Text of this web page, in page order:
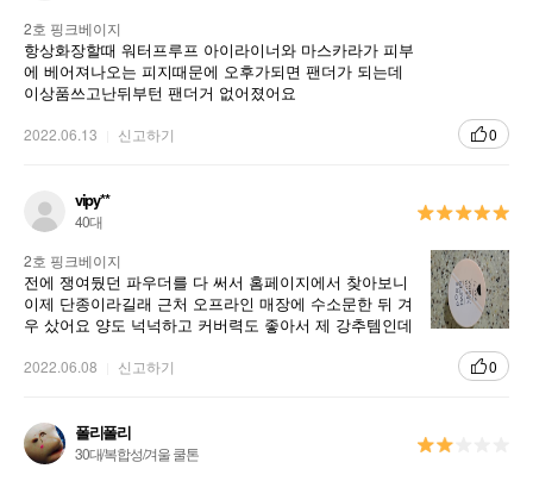
2호 핑크베이지
항상화장할때 워터프루프 아이라이너와 마스카라가 피부
에 베어져나오는 피지때문에 오후가되면 팬더가 되는데
이상품쓰고난뒤부턴 팬더거 없어졌어요
2022.06.13 신고하기 0
vipy**
40대
2호 핑크베이지
전에 쟁여뒀던 파우더를 다 써서 홈페이지에서 찾아보니
이제 단종이라길래 근처 오프라인 매장에 수소문한 뒤 겨
우 샀어요 양도 넉넉하고 커버력도 좋아서 제 강추템인데
화사해져요
2022.06.08 신고하기 0
폴리폴리
30대/복합성/겨울 쿨톤